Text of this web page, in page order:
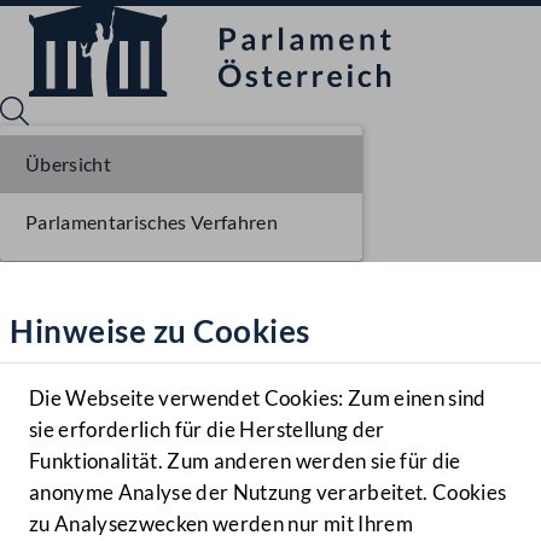
Hilfe
Benutzer
Navigationsmenü öffnen
MENÜ
Hinweise zu Cookies
Die Webseite verwendet Cookies: Zum einen sind
sie erforderlich für die Herstellung der
Funktionalität. Zum anderen werden sie für die
anonyme Analyse der Nutzung verarbeitet. Cookies
zu Analysezwecken werden nur mit Ihrem
Übersicht
Parlamentarisches Verfahren